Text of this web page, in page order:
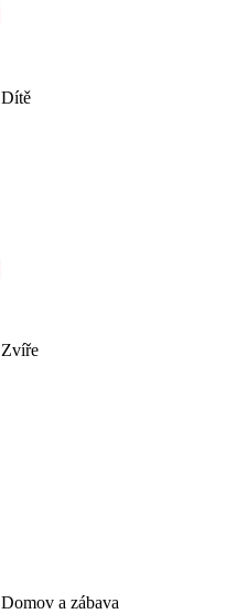
Dítě
Zvíře
Domov a zábava